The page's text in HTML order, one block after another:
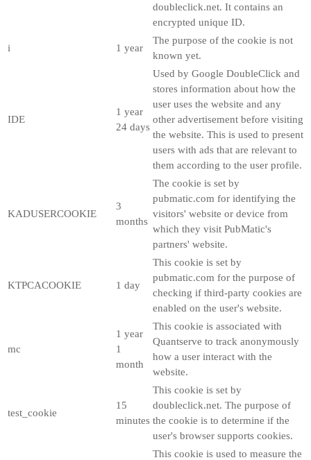
doubleclick.net. It contains an
encrypted unique ID.
i 1 year
The purpose of the cookie is not
known yet.
IDE
1 year
24 days
Used by Google DoubleClick and
stores information about how the
user uses the website and any
other advertisement before visiting
the website. This is used to present
users with ads that are relevant to
them according to the user profile.
KADUSERCOOKIE
3
months
The cookie is set by
pubmatic.com for identifying the
visitors' website or device from
which they visit PubMatic's
partners' website.
KTPCACOOKIE 1 day
This cookie is set by
pubmatic.com for the purpose of
checking if third-party cookies are
enabled on the user's website.
mc
1 year
1
month
This cookie is associated with
Quantserve to track anonymously
how a user interact with the
website.
test_cookie
15
minutes
This cookie is set by
doubleclick.net. The purpose of
the cookie is to determine if the
user's browser supports cookies.
This cookie is used to measure the